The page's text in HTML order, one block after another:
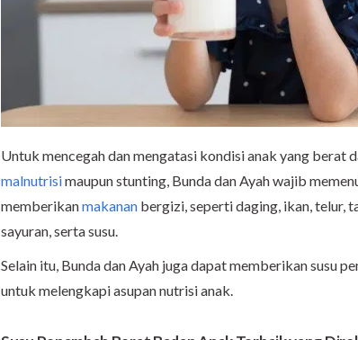
Untuk mencegah dan mengatasi kondisi anak yang berat
malnutrisimaupun stunting, Bunda dan Ayah wajib
memberikanmakanan bergizi, seperti daging, ikan, telur,
sayuran, serta susu.
Selain itu, Bunda dan Ayah juga dapat memberikan susu
untuk melengkapi asupan nutrisi anak.